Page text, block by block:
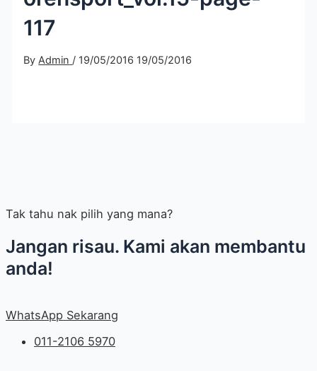
117
ByAdmin / 19/05/2016 19/05/2016
Tak tahu nak pilih yang mana?
Jangan risau. Kami akan membantu
anda!
WhatsApp Sekarang
011-2106 5970